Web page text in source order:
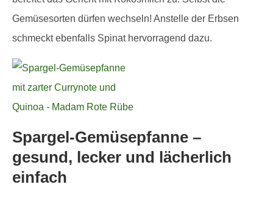
Gemüsesorten dürfen wechseln! Anstelle der Erbsen
schmeckt ebenfalls Spinat hervorragend dazu.
Spargel-Gemüsepfanne –
gesund, lecker und lächerlich
einfach